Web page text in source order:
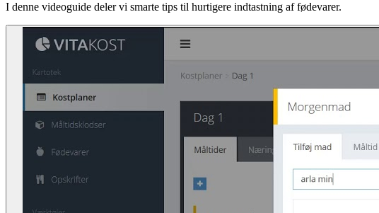
I denne videoguide deler vi smarte tips til hurtigere indtastning af fødevarer.